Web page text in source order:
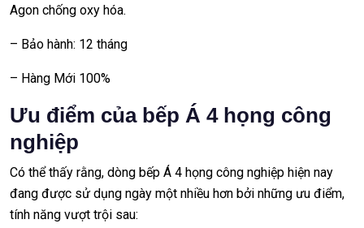
Agon chống oxy hóa.
– Bảo hành: 12 tháng
– Hàng Mới 100%
Ưu điểm của bếp Á 4 họng công
nghiệp
Có thể thấy rằng, dòng bếp Á 4 họng công nghiệp hiện nay
đang được sử dụng ngày một nhiều hơn bởi những ưu điểm,
tính năng vượt trội sau: